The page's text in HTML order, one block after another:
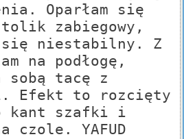
Oparłam się
zabiegowy,
się niestabilny. Z
na podłogę,
sobą tacę z
Efekt to rozcięty
kant szafki i
czole. YAFUD